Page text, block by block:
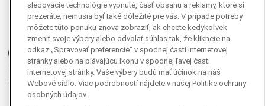
Facebook
Instagram
Ganjing
Youtube
Twitter
Telegram
RSS
sledovacie technológie vypnuté, časť obsahu a reklamy, ktoré si
prezeráte, nemusia byť také dôležité pre vás. V prípade potreby
môžete túto ponuku znova zobraziť, ak chcete kedykoľvek
zmeniť svoje výbery alebo odvolať súhlas tak, že kliknete na
odkaz „Spravovať preferencie“ v spodnej časti internetovej
stránky alebo na plávajúcu ikonu v spodnej ľavej časti
internetovej stránky. Vaše výbery budú mať účinok na náš
Webové sídlo. Viac podrobností nájdete v našej Politike ochrany
osobných údajov.